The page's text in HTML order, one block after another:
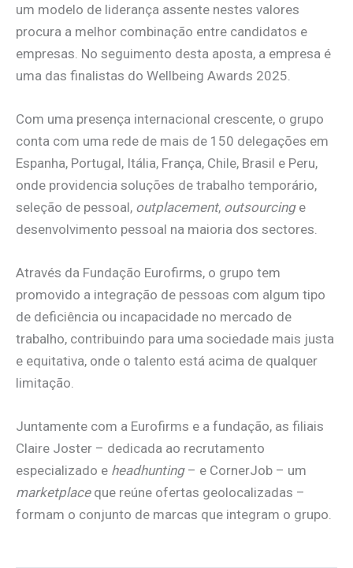
um modelo de liderança assente nestes valores
procura a melhor combinação entre candidatos e
empresas. No seguimento desta aposta, a empresa é
uma das finalistas do Wellbeing Awards 2025.
Com uma presença internacional crescente, o grupo
conta com uma rede de mais de 150 delegações em
Espanha, Portugal, Itália, França, Chile, Brasil e Peru,
onde providencia soluções de trabalho temporário,
seleção de pessoal, outplacement, outsourcinge
desenvolvimento pessoal na maioria dos sectores.
Através da Fundação Eurofirms, o grupo tem
promovido a integração de pessoas com algum tipo
de deficiência ou incapacidade no mercado de
trabalho, contribuindo para uma sociedade mais justa
e equitativa, onde o talento está acima de qualquer
limitação.
Juntamente com a Eurofirms e a fundação, as filiais
Claire Joster – dedicada ao recrutamento
especializado e headhunting– e CornerJob – um
marketplaceque reúne ofertas geolocalizadas –
formam o conjunto de marcas que integram o grupo.